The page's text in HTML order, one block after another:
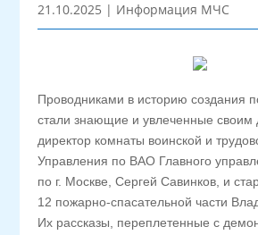
21.10.2025 | Информация МЧС
Проводниками в историю создания
стали знающие и увлеченные
директор комнаты воинской и
Управления по ВАО Главного
по г. Москве, Сергей Савинков, и
12 пожарно-спасательной части
Их рассказы, переплетенные с